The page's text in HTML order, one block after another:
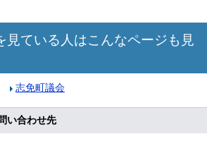
見ている人はこんなページも見
志免町議会
い合わせ先